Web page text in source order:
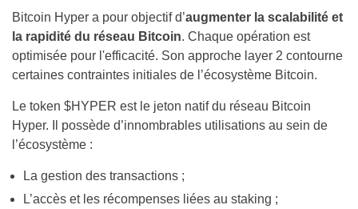
Bitcoin Hyper a pour objectif d’augmenter la scalabilité et
la rapidité du réseau Bitcoin. Chaque opération est
optimisée pour l'efficacité. Son approche layer 2 contourne
certaines contraintes initiales de l’écosystème Bitcoin.
Le token $HYPER est le jeton natif du réseau Bitcoin
Hyper. Il possède d’innombrables utilisations au sein de
l’écosystème :
La gestion des transactions ;
L’accès et les récompenses liées au staking ;